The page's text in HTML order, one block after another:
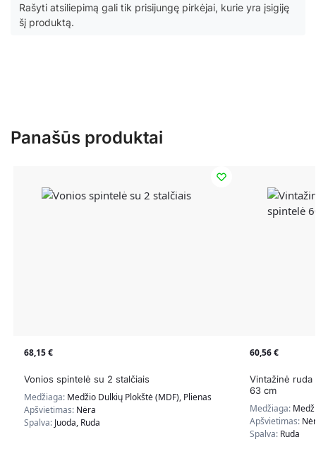
Rašyti atsiliepimą gali tik prisijungę pirkėjai, kurie yra įsigiję
šį produktą.
Panašūs produktai
68,15€
Vonios spintelė su 2 stalčiais
Medžiaga: Medžio Dulkių Plokštė (MDF), Plienas
Apšvietimas: Nėra
Spalva: Juoda, Ruda
60,56€
Vintažinė
63 cm
Medžiaga:
Apšvietimas:
Spalva: Ruda